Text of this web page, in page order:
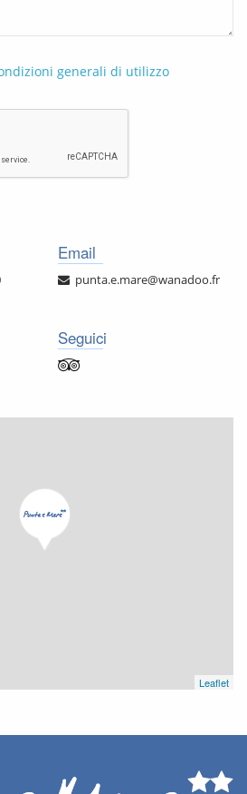
generali di utilizzo
Email
punta.e.mare@wanadoo.fr
Seguici
Leaflet